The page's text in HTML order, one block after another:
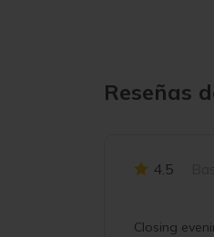
Reseñas
4.5
Closing